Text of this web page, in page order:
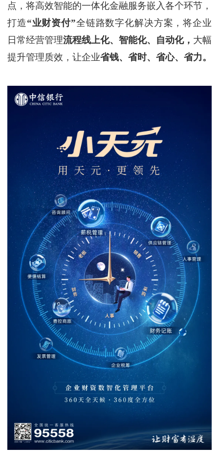
点，将高效智能的一体化金融服务嵌入各个环节，
打造“业财资付”全链路数字化解决方案，将企业
日常经营管理流程线上化、智能化、自动化， 大幅
提升管理质效，让企业省钱、省时、省心、省力。